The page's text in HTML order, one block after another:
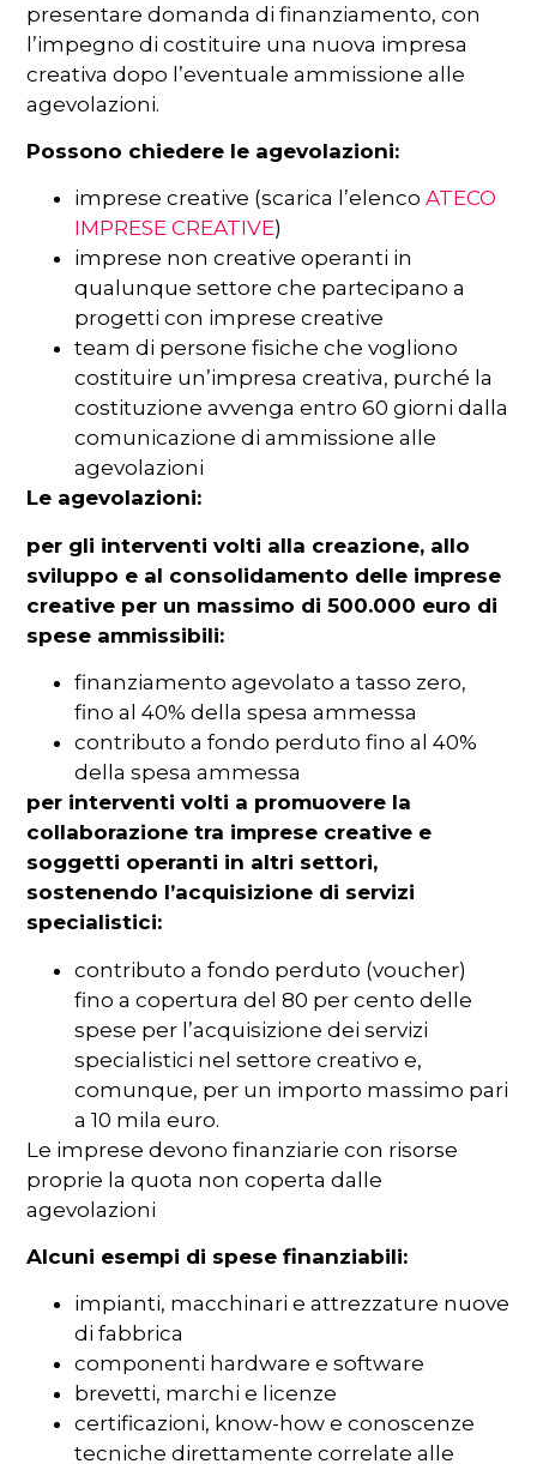
presentare domanda di finanziamento, con
l’impegno di costituire una nuova impresa
creativa dopo l’eventuale ammissione alle
agevolazioni.
Possono chiedere le agevolazioni:
imprese creative (scarica l’elencoATECO
IMPRESE CREATIVE)
imprese non creative operanti in
qualunque settore che partecipano a
progetti con imprese creative
team di persone fisiche che vogliono
costituire un’impresa creativa, purché la
costituzione avvenga entro 60 giorni dalla
comunicazione di ammissione alle
agevolazioni
Le agevolazioni:
per gli interventi volti alla creazione, allo
sviluppo e al consolidamento delle imprese
creative per un massimo di 500.000 euro di
spese ammissibili:
finanziamento agevolato a tasso zero,
fino al 40% della spesa ammessa
contributo a fondo perduto fino al 40%
della spesa ammessa
per interventi volti a promuovere la
collaborazione tra imprese creative e
soggetti operanti in altri settori,
sostenendo l’acquisizione di servizi
specialistici:
contributo a fondo perduto (voucher)
fino a copertura del 80 per cento delle
spese per l’acquisizione dei servizi
specialistici nel settore creativo e,
comunque, per un importo massimo pari
a 10 mila euro.
Le imprese devono finanziarie con risorse
proprie la quota non coperta dalle
agevolazioni
Alcuni esempi di spese finanziabili:
impianti, macchinari e attrezzature nuove
di fabbrica
componenti hardware e software
brevetti, marchi e licenze
certificazioni, know-how e conoscenze
tecniche direttamente correlate alle